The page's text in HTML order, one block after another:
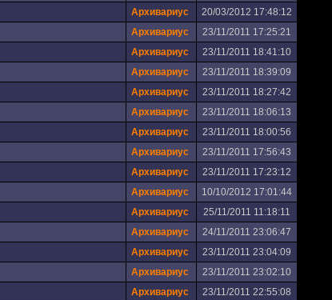
Архивариус
20/03/2012 17:48:12
Архивариус
23/11/2011 17:25:21
Архивариус
23/11/2011 18:41:10
Архивариус
23/11/2011 18:39:09
Архивариус
23/11/2011 18:27:42
Архивариус
23/11/2011 18:06:13
Архивариус
23/11/2011 18:00:56
Архивариус
23/11/2011 17:56:43
Архивариус
23/11/2011 17:23:12
Архивариус
10/10/2012 17:01:44
Архивариус
25/11/2011 11:18:11
Архивариус
24/11/2011 23:06:47
Архивариус
23/11/2011 23:04:09
Архивариус
23/11/2011 23:02:10
Архивариус
23/11/2011 22:55:08